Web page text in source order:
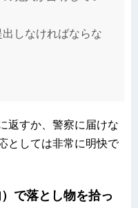
しなければならな
返すか、警察に届けな
としては非常に明快で
で落とし物を拾っ